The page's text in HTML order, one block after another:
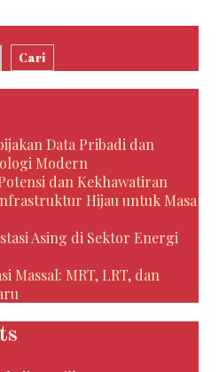
Cari
Data Pribadi dan
Modern
dan Kekhawatiran
Hijau untuk Masa
Asing di Sektor Energi
Massal: MRT, LRT, dan